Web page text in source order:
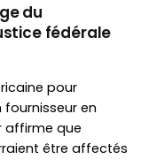
du
fédérale
pour
en
affirme que
être affectés